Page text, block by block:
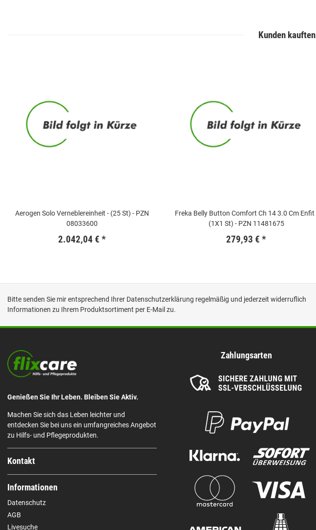
Kunden
Aerogen Solo Verneblereinheit - (25 St) - PZN
08033600
2.042,04 € *
Freka Belly Button Comfort Ch 14 3.0 Cm Enfit
(1X1 St) - PZN 11481675
279,93 € *
Bitte senden Sie mir entsprechend Ihrer Datenschutzerklärung regelmäßig und jederzeit widerruflich
Informationen zu Ihrem Produktsortiment per E-Mail zu.
Genießen Sie Ihr Leben. Bleiben Sie Aktiv.
Machen Sie sich das Leben leichter und
entdecken Sie bei uns ein umfangreiches Angebot
zu Hilfs- und Pflegeprodukten.
Kontakt
Informationen
Datenschutz
AGB
Livesuche
Zahlungsarten